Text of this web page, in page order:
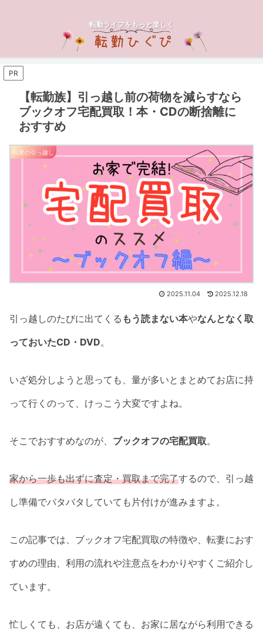
転勤ライフをもっと楽しく
PR
【転勤族】引っ越し前の荷物を減らすなら
ブックオフ宅配買取！本・CDの断捨離に
おすすめ
転妻の引っ越し
2025.11.04 2025.12.18
引っ越しのたびに出てくる もう読まない本やなんとなく取
っておいたCD・DVD。
いざ処分しようと思っても、量が多いとまとめてお店に持
って行くのって、けっこう大変ですよね。
そこでおすすめなのが、 ブックオフの宅配買取。
家から一歩も出ずに査定・買取まで完了するので、引っ越
し準備でバタバタしていても片付けが進みますよ。
この記事では、ブックオフ宅配買取の特徴や、転妻におす
すめの理由、利用の流れや注意点をわかりやすくご紹介し
ています。
忙しくても、お店が遠くても、お家に居ながら利用できる